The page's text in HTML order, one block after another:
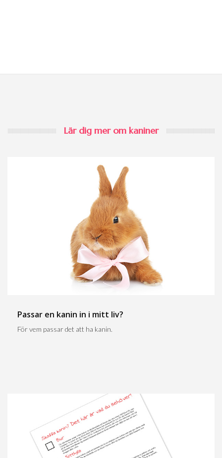
Lär dig mer om kaniner
Passar en kanin in i mitt liv?
För vem passar det att ha kanin.